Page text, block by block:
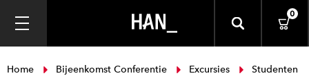
0
Home Bijeenkomst Conferentie Excursies
Studenten